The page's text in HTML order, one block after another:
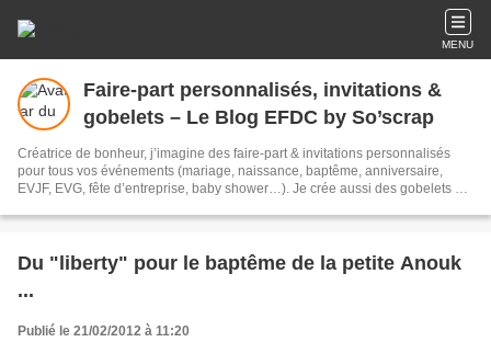
MENU
Faire-part personnalisés, invitations &
gobelets – Le Blog EFDC by So’scrap
Créatrice de bonheur, j’imagine des faire‑part & invitations personnalisés
pour tous vos événements (mariage, naissance, baptême, anniversaire,
EVJF, EVG, fête d’entreprise, baby shower…). Je crée aussi des gobelets et
créations sur mesure signées EFDC by So’scrap, pensées avec passion
Du "liberty" pour le baptême de la petite Anouk
...
Publié le 21/02/2012 à 11:20